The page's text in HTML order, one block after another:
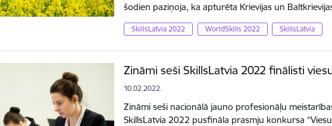
šodien paziņoja, ka apturēta Krievijas un
SkillsLatvia 2022 WorldSkills 2022 SkillsLatvia
Zināmi seši SkillsLatvia 2022 finālisti
10.02.2022.
Zināmi seši nacionālā jauno profesionāļu
SkillsLatvia 2022 pusfināla prasmju konkursa